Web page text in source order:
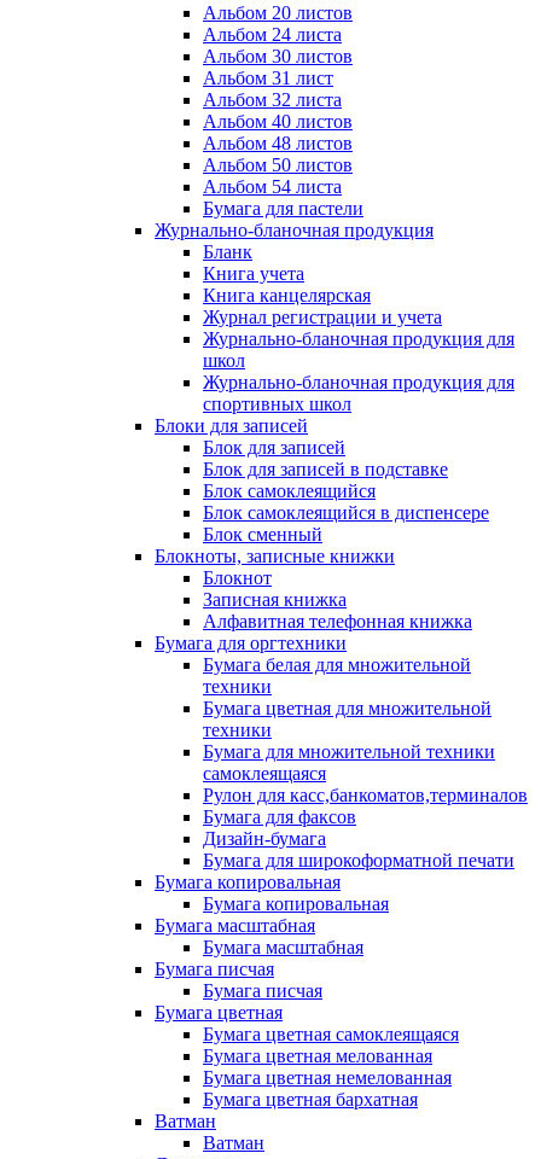
Альбом 20 листов
Альбом 24 листа
Альбом 30 листов
Альбом 31 лист
Альбом 32 листа
Альбом 40 листов
Альбом 48 листов
Альбом 50 листов
Альбом 54 листа
Бумага для пастели
Журнально-бланочная продукция
Бланк
Книга учета
Книга канцелярская
Журнал регистрации и учета
Журнально-бланочная продукция для
школ
Журнально-бланочная продукция для
спортивных школ
Блоки для записей
Блок для записей
Блок для записей в подставке
Блок самоклеящийся
Блок самоклеящийся в диспенсере
Блок сменный
Блокноты, записные книжки
Блокнот
Записная книжка
Алфавитная телефонная книжка
Бумага для оргтехники
Бумага белая для множительной
техники
Бумага цветная для множительной
техники
Бумага для множительной техники
самоклеящаяся
Рулон для касс,банкоматов,терминалов
Бумага для факсов
Дизайн-бумага
Бумага для широкоформатной печати
Бумага копировальная
Бумага копировальная
Бумага масштабная
Бумага масштабная
Бумага писчая
Бумага писчая
Бумага цветная
Бумага цветная самоклеящаяся
Бумага цветная мелованная
Бумага цветная немелованная
Бумага цветная бархатная
Ватман
Ватман